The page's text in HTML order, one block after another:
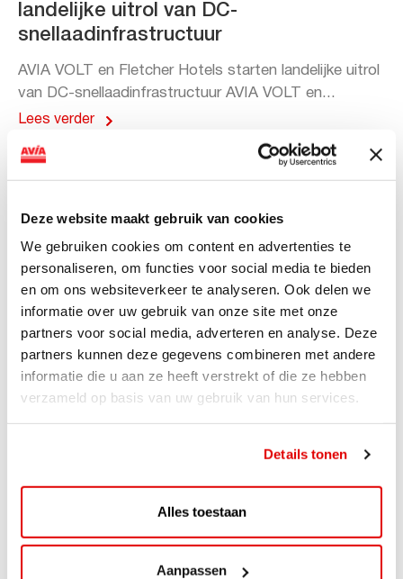
Deze website maakt gebruik van cookies
We gebruiken cookies om content en advertenties te
personaliseren, om functies voor social media te bieden
en om ons websiteverkeer te analyseren. Ook delen we
informatie over uw gebruik van onze site met onze
partners voor social media, adverteren en analyse. Deze
partners kunnen deze gegevens combineren met andere
informatie die u aan ze heeft verstrekt of die ze hebben
verzameld op basis van uw gebruik van hun services.
Details tonen
Alles toestaan
Aanpassen
landelijke uitrol van DC-
snellaadinfrastructuur
AVIA VOLT en Fletcher Hotels starten landelijke uitrol
van DC-snellaadinfrastructuur AVIA VOLT en...
Lees verder
ACTIE
Lees verder